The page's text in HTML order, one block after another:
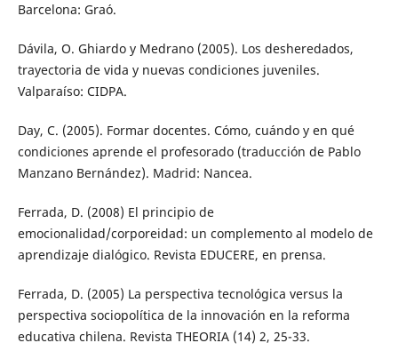
Barcelona: Graó.
Dávila, O. Ghiardo y Medrano (2005). Los desheredados,
trayectoria de vida y nuevas condiciones juveniles.
Valparaíso: CIDPA.
Day, C. (2005). Formar docentes. Cómo, cuándo y en qué
condiciones aprende el profesorado (traducción de Pablo
Manzano Bernández). Madrid: Nancea.
Ferrada, D. (2008) El principio de
emocionalidad/corporeidad: un complemento al modelo de
aprendizaje dialógico. Revista EDUCERE, en prensa.
Ferrada, D. (2005) La perspectiva tecnológica versus la
perspectiva sociopolítica de la innovación en la reforma
educativa chilena. Revista THEORIA (14) 2, 25-33.